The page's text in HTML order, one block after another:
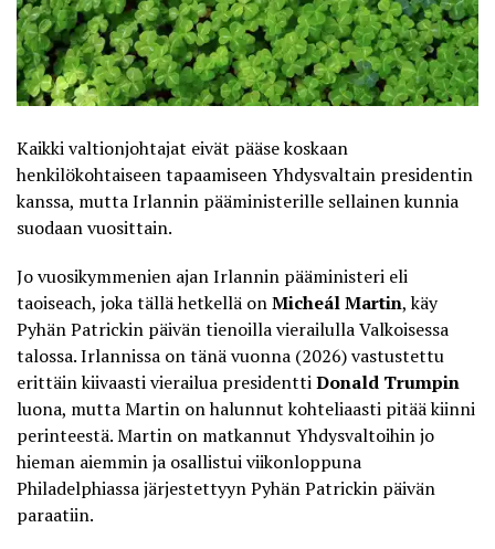
Kaikki valtionjohtajat eivät pääse koskaan
henkilökohtaiseen tapaamiseen Yhdysvaltain presidentin
kanssa, mutta Irlannin pääministerille sellainen kunnia
suodaan vuosittain.
Jo vuosikymmenien ajan Irlannin pääministeri eli
taoiseach, joka tällä hetkellä onMicheál Martin, käy
Pyhän Patrickin päivän tienoilla vierailulla Valkoisessa
talossa. Irlannissa on tänä vuonna (2026) vastustettu
erittäin kiivaasti vierailua presidenttiDonald Trumpin
luona, mutta Martin on halunnut kohteliaasti pitää kiinni
perinteestä. Martin on matkannut Yhdysvaltoihin jo
hieman aiemmin ja osallistui viikonloppuna
Philadelphiassa järjestettyynPyhän Patrickin päivän
paraatiin.